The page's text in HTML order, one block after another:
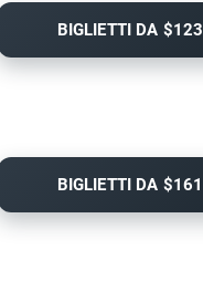
BIGLIETTI DA $123
BIGLIETTI DA $161